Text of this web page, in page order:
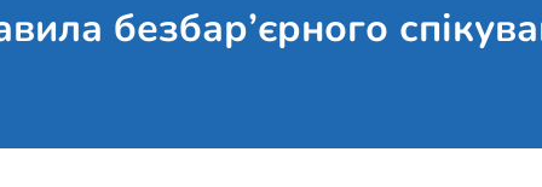
безбар’єрного